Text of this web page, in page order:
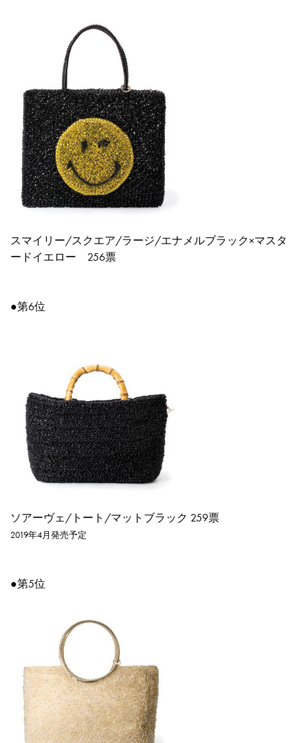
スマイリー/スクエア/ラージ/エナメルブラック×マスタ
ードイエロー 256票
●第6位
ソアーヴェ/トート/マットブラック 259票
2019年4月発売予定
●第5位